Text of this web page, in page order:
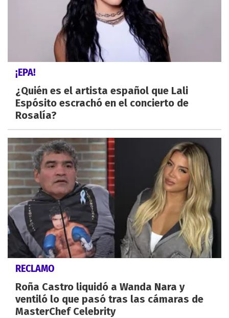
¡EPA!
¿Quién es el artista español que Lali
Espósito escrachó en el concierto de
Rosalía?
RECLAMO
Roña Castro liquidó a Wanda Nara y
ventiló lo que pasó tras las cámaras de
MasterChef Celebrity